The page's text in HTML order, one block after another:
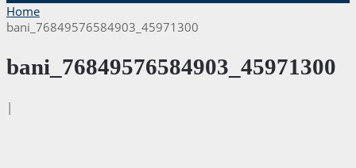
Home
bani_76849576584903_45971300
bani_76849576584903_45971300
|